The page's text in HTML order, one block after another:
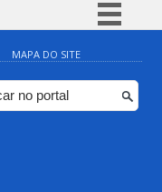
Simplifique!
Comunica BR
Participe
MAPA DO SITE